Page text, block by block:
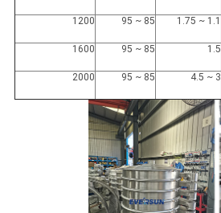
1.1 ~ 1.75
85 ~ 95
1200
1.5
85 ~ 95
1600
3 ~ 4.5
85 ~ 95
2000